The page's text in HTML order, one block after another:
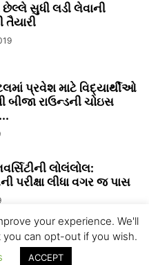
સુધી લડી લેવાની
તૈયારી
પ્રવેશ માટે વિદ્યાર્થીઓ
બીજા રાઉન્ડની ચોઇસ
લોલંલોલ:
પરીક્ષા લીધા વગર જ પાસ
News
your experience. We'll
can opt-out if you wish.
ACCEPT